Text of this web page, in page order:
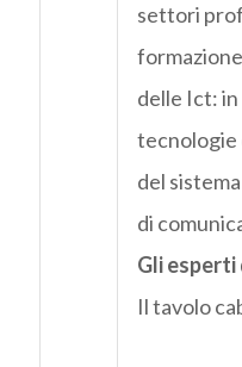
settori
delle Ict:
tecnologie
del
di
Gli esperti
Il tavolo